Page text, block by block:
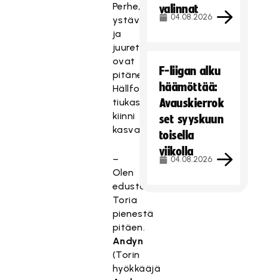
Perhe,
ystävät
ja
juuret
ovat
pitäneet
Hällforsin
tiukasti
kiinni
kasvattajaseurassaan.
–
Olen
edustanut
Toria
pienestä
pitäen.
Andyn
(Torin
hyökkääjä
valinnat
04.08.2026
F-liigan alku
häämöttää:
Avauskierrok
set syyskuun
toisella
viikolla
04.08.2026